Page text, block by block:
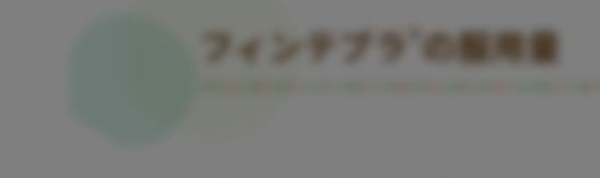
フィンテプラ®の服用量